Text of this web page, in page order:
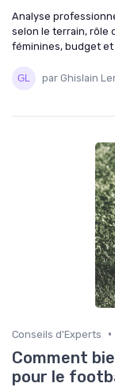
Analyse
selon le terrain, rôle
féminines, budget et
par Ghislain
Conseils d'Experts •
Comment
pour le